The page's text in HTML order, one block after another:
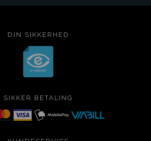
DIN SIKKERHED
SIKKER BETALING